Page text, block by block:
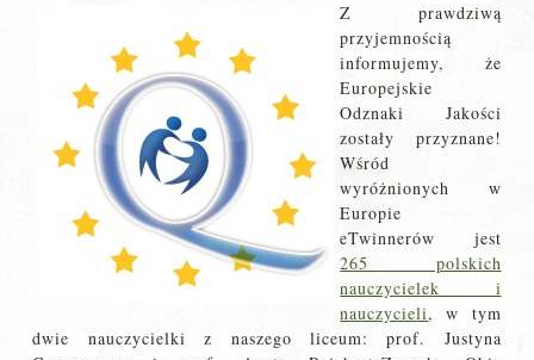
Z prawdziwą
przyjemnością
informujemy, że
Europejskie
Odznaki Jakości
zostały przyznane!
Wśród
wyróżnionych w
Europie
eTwinnerów jest
265 polskich
nauczycielek i
nauczycieli, w tym
dwie nauczycielki z naszego liceum: prof. Justyna